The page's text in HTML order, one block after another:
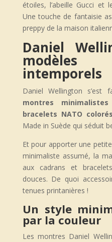
étoiles, l’abeille Gucci et
Une touche de fantaisie
preppy de la maison
Daniel
intemporels
Daniel Wellington s’est
montres
bracelets NATO colorés
Made in Suède qui séduit
Et pour apporter une
minimaliste assumé, la
aux cadrans et
douces. De quoi
tenues printanières !
Un style
par la couleur
Les montres Daniel